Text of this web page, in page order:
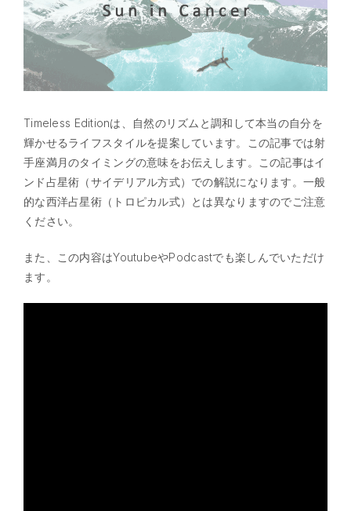
Timeless Editionは、自然のリズムと調和して本当の自分を
輝かせるライフスタイルを提案しています。この記事では射
手座満月のタイミングの意味をお伝えします。この記事はイ
ンド占星術（サイデリアル方式）での解説になります。一般
的な西洋占星術（トロピカル式）とは異なりますのでご注意
ください。
また、この内容はYoutubeやPodcastでも楽しんでいただけ
ます。